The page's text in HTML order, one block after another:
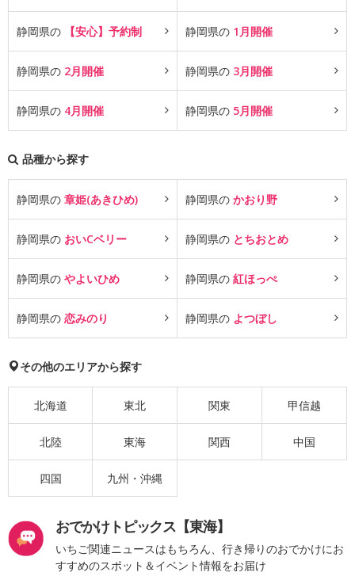
静岡県の 【安心】予約制 静岡県の 1月開催
静岡県の 2月開催 静岡県の 3月開催
静岡県の 4月開催 静岡県の 5月開催
品種から探す
静岡県の 章姫(あきひめ) 静岡県の かおり野
静岡県の おいCベリー 静岡県の とちおとめ
静岡県の やよいひめ 静岡県の 紅ほっぺ
静岡県の 恋みのり 静岡県の よつぼし
その他のエリアから探す
北海道 東北 関東 甲信越
北陸 東海 関西 中国
四国 九州・沖縄
おでかけトピックス【東海】
いちご関連ニュースはもちろん、行き帰りのおでかけにお
すすめのスポット＆イベント情報をお届け